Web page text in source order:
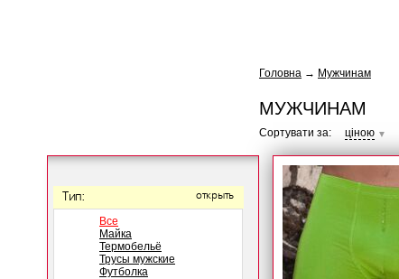
Тип: открыть
Все
Майка
Термобельё
Трусы мужские
Футболка
Головна → Мужчинам
МУЖЧИНАМ
Сортувати за: ціною ▼